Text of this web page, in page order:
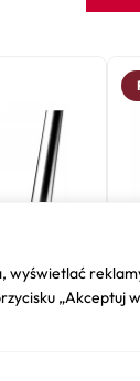
„Akceptuj